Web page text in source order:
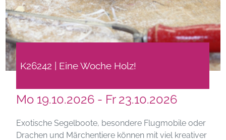
K26242 | Eine Woche Holz!
Mo 19.10.2026 - Fr 23.10.2026
Exotische Segelboote, besondere Flugmobile oder
Drachen und Märchentiere können mit viel kreativer